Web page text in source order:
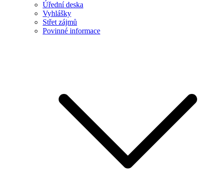
Úřední deska
Vyhlášky
Střet zájmů
Povinné informace